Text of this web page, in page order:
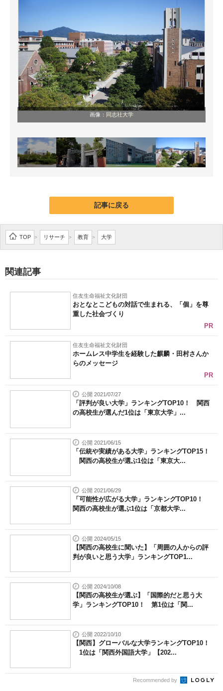
画像： 同志社大学
記事に戻る
TOP > リサーチ > 教育 > 大学
関連記事
住友生命福祉文化財団
おとなとこどもの対話で生まれる、「個」を尊
重した社会づくり
PR
住友生命福祉文化財団
ホームレス中学生を経験した麒麟・田村さんか
らのメッセージ
PR
公開 2021/07/27
「評判が良い大学」ランキングTOP10！ 関西
の高校生が選んだ1位は「東京大学」...
公開 2021/06/15
「伝統や実績がある大学」ランキングTOP15！
関西の高校生が選ぶ1位は「東京大...
公開 2021/06/29
「可能性が広がる大学」ランキングTOP10！
関西の高校生が選ぶ1位は「京都大学...
公開 2024/05/15
【関西の高校生に聞いた】「周囲の人からの評
判が良いと思う大学」ランキングTOP1...
公開 2024/10/08
【関西の高校生が選ぶ】「国際的だと思う大
学」ランキングTOP10！ 第1位は「関...
公開 2022/10/10
【関西】グローバルな大学ランキングTOP10！
1位は「関西外国語大学」【202...
Recommended by